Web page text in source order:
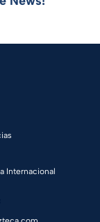
Internacional